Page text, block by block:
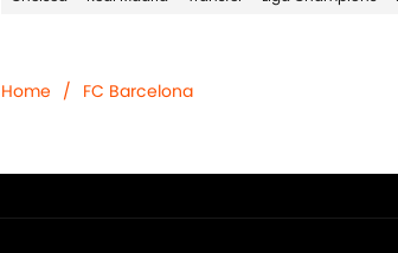
Home / FC Barcelona